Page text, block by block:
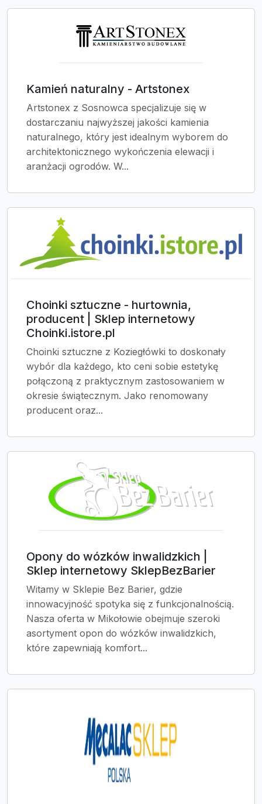
Kamień naturalny - Artstonex
Artstonex z Sosnowca specjalizuje się w
dostarczaniu najwyższej jakości kamienia
naturalnego, który jest idealnym wyborem do
architektonicznego wykończenia elewacji i
aranżacji ogrodów. W...
Choinki sztuczne - hurtownia,
producent | Sklep internetowy
Choinki.istore.pl
Choinki sztuczne z Koziegłówki to doskonały
wybór dla każdego, kto ceni sobie estetykę
połączoną z praktycznym zastosowaniem w
okresie świątecznym. Jako renomowany
producent oraz...
Opony do wózków inwalidzkich |
Sklep internetowy SklepBezBarier
Witamy w Sklepie Bez Barier, gdzie
innowacyjność spotyka się z funkcjonalnością.
Nasza oferta w Mikołowie obejmuje szeroki
asortyment opon do wózków inwalidzkich,
które zapewniają komfort...